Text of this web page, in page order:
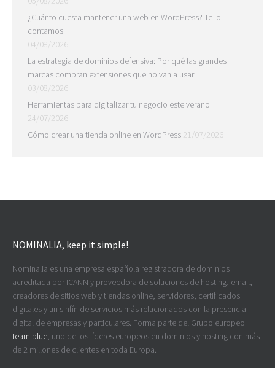
¿Cuánto cuesta mantener una web en WordPress? Te lo
contamos
04/08/2026
La estrategia de dominios defensiva: Por qué las grandes
marcas compran extensiones que no van a usar
03/08/2026
Herramientas para digitalizar tu negocio este verano
24/07/2026
Cómo crear una tienda online en WordPress 21/07/2026
NOMINALIA, keep it simple!
Nominalia es una empresa española registradora de dominios
acreditada por ICANN y proveedora de soluciones de hosting, email,
creadores de sitios web y tiendas online, servidores, certificados
digitales y un sinfín de servicios más relacionados con la presencia
digital de empresas y particulares. Forma parte del Grupo europeo
team.blue, uno de los líderes europeos en dominios y hosting con más
de 2 millones de clientes en toda Europa.